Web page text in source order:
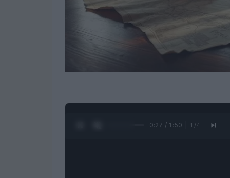
0:28 / 1:50 1 /4